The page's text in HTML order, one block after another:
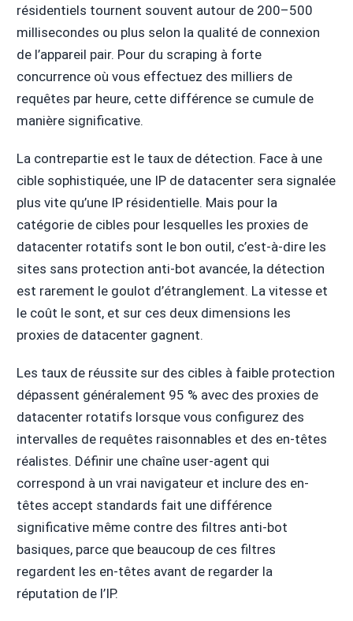
résidentiels tournent souvent autour de 200–500
millisecondes ou plus selon la qualité de connexion
de l’appareil pair. Pour du scraping à forte
concurrence où vous effectuez des milliers de
requêtes par heure, cette différence se cumule de
manière significative.
La contrepartie est le taux de détection. Face à une
cible sophistiquée, une IP de datacenter sera signalée
plus vite qu’une IP résidentielle. Mais pour la
catégorie de cibles pour lesquelles les proxies de
datacenter rotatifs sont le bon outil, c’est-à-dire les
sites sans protection anti-bot avancée, la détection
est rarement le goulot d’étranglement. La vitesse et
le coût le sont, et sur ces deux dimensions les
proxies de datacenter gagnent.
Les taux de réussite sur des cibles à faible protection
dépassent généralement 95 % avec des proxies de
datacenter rotatifs lorsque vous configurez des
intervalles de requêtes raisonnables et des en-têtes
réalistes. Définir une chaîne user-agent qui
correspond à un vrai navigateur et inclure des en-
têtes accept standards fait une différence
significative même contre des filtres anti-bot
basiques, parce que beaucoup de ces filtres
regardent les en-têtes avant de regarder la
réputation de l’IP.